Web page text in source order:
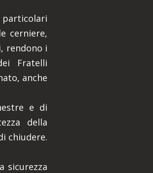
cerniere,
rendono i
Fratelli
anche
e di
della
chiudere.
sicurezza